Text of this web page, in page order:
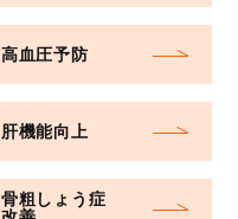
高血圧予防
肝機能向上
骨粗しょう症